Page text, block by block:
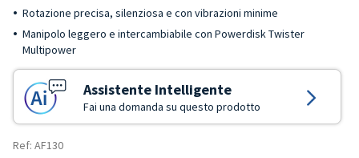
Rotazione precisa, silenziosa e con vibrazioni minime
Manipolo leggero e intercambiabile con Powerdisk Twister
Multipower
Assistente Intelligente
Fai una domanda su questo prodotto
Ref: AF130